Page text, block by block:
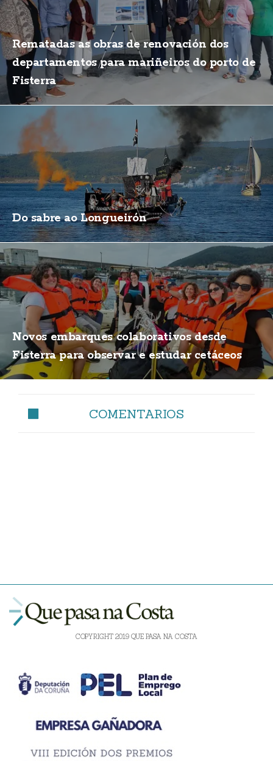
Rematadas as obras de renovación dos
departamentos para mariñeiros do porto de
Fisterra
Do sabre ao Longueirón
Novos embarques colaborativos desde
Fisterra para observar e estudar cetáceos
COMENTARIOS
COPYRIGHT 2019 QUE PASA NA COSTA